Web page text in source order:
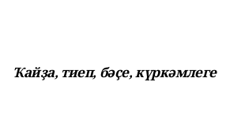
Ҡайҙа, тиеп, бәҫе, күркәмлеге